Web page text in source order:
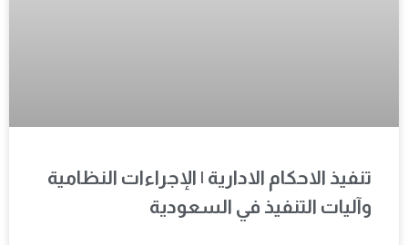
تنفيذ الاحكام الادارية | الإجراءات النظامية
وآليات التنفيذ في السعودية